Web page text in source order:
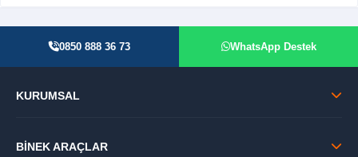
0850 888 36 73 WhatsApp Destek
KURUMSAL
BİNEK ARAÇLAR